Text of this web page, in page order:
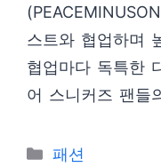
스트와 협업하며
협업마다 독특한
어 스니커즈 팬들
카
패션